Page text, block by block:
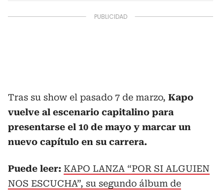
Tras su show el pasado 7 de marzo, Kapo
vuelve al escenario capitalino para
presentarse el 10 de mayo y marcar un
nuevo capítulo en su carrera.
Puede leer: KAPO LANZA “POR SI ALGUIEN
NOS ESCUCHA”, su segundo álbum de